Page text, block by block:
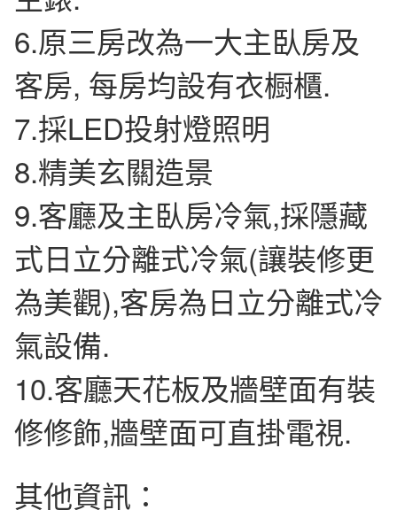
6.原三房改為一大主臥房及
客房, 每房均設有衣橱櫃.
7.採LED投射燈照明
8.精美玄關造景
9.客廳及主臥房冷氣,採隱藏
式日立分離式冷氣(讓裝修更
為美觀),客房為日立分離式冷
氣設備.
10.客廳天花板及牆壁面有裝
修修飾,牆壁面可直掛電視.
其他資訊：